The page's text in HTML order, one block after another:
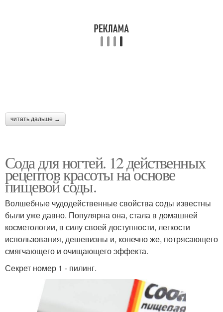
читать дальше →
Сода для ногтей. 12 действенных
рецептов красоты на основе
пищевой соды.
Волшебные чудодейственные свойства соды известны
были уже давно. Популярна она, стала в домашней
косметологии, в силу своей доступности, легкости
использования, дешевизны и, конечно же, потрясающего
смягчающего и очищающего эффекта.
Секрет номер 1 - пилинг.